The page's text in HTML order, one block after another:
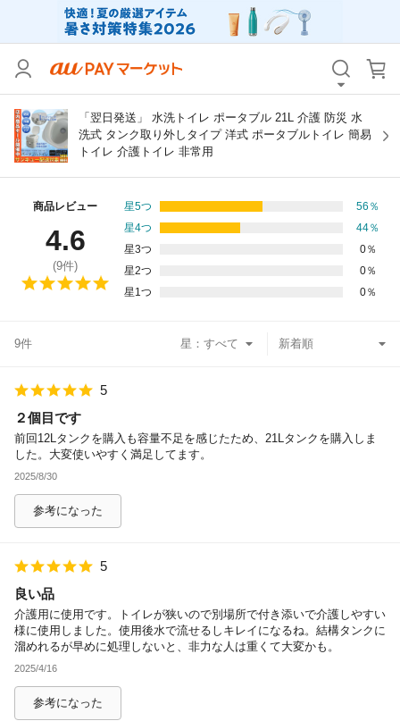
「翌日発送」 水洗トイレ ポータブル 21L 介護 防災 水
洗式 タンク取り外しタイプ 洋式 ポータブルトイレ 簡易
トイレ 介護トイレ 非常用
商品レビュー
4.6
(9件)
星5つ 56 ％
星4つ
44％
星3つ
0％
星2つ
0％
星1つ
0％
9件 星：
5
２個目です
前回12Lタンクを購入も容量不足を感じたため、21Lタンクを購入しま
した。大変使いやすく満足してます。
2025/8/30
参考になった
5
良い品
介護用に使用です。トイレが狭いので別場所で付き添いで介護しやすい
様に使用しました。使用後水で流せるしキレイになるね。結構タンクに
溜めれるが早めに処理しないと、非力な人は重くて大変かも。
2025/4/16
参考になった
カテゴリ すべて
価格 すべて
支払い方法
その他の条件
送料無料
Pontaパス特典対象すべて
除外ワード